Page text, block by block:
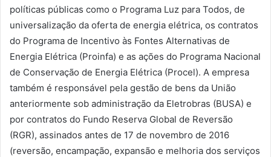
políticas públicas como o Programa Luz para Todos, de
universalização da oferta de energia elétrica, os contratos
do Programa de Incentivo às Fontes Alternativas de
Energia Elétrica (Proinfa) e as ações do Programa Nacional
de Conservação de Energia Elétrica (Procel). A empresa
também é responsável pela gestão de bens da União
anteriormente sob administração da Eletrobras (BUSA) e
por contratos do Fundo Reserva Global de Reversão
(RGR), assinados antes de 17 de novembro de 2016
(reversão, encampação, expansão e melhoria dos serviços